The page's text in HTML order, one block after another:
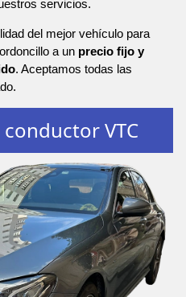
servicios.
del mejor vehículo para
a un precio fijo y
. Aceptamos todas las
VTC